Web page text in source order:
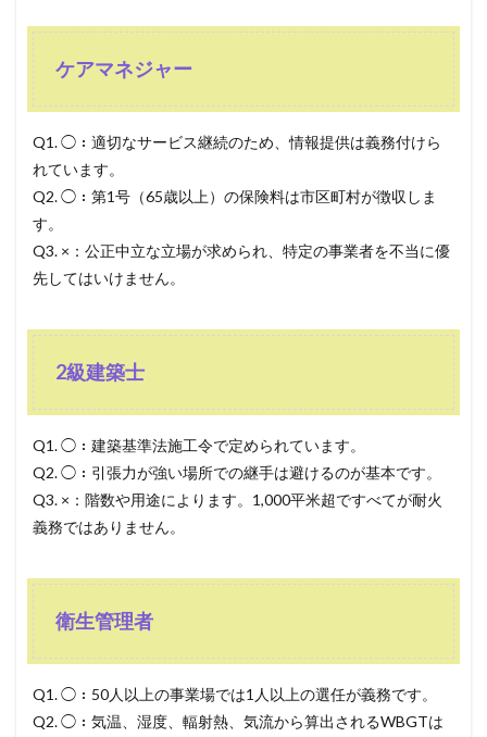
ケアマネジャー
Q1. ◯：適切なサービス継続のため、情報提供は義務付けら
れています。
Q2. ◯：第1号（65歳以上）の保険料は市区町村が徴収しま
す。
Q3. ×：公正中立な立場が求められ、特定の事業者を不当に優
先してはいけません。
2級建築士
Q1. ◯：建築基準法施工令で定められています。
Q2. ◯：引張力が強い場所での継手は避けるのが基本です。
Q3. ×：階数や用途によります。1,000平米超ですべてが耐火
義務ではありません。
衛生管理者
Q1. ◯：50人以上の事業場では1人以上の選任が義務です。
Q2. ◯：気温、湿度、輻射熱、気流から算出されるWBGTは